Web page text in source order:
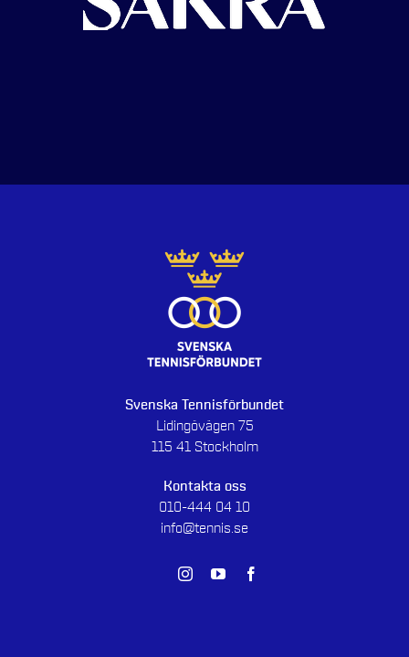
Svenska Tennisförbundet
Lidingövägen 75
115 41 Stockholm
Kontakta oss
010-444 04 10
info@tennis.se